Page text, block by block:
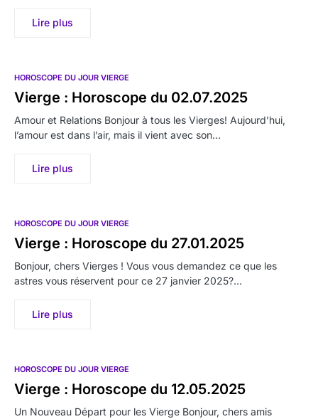
Lire plus
HOROSCOPE DU JOUR VIERGE
Vierge : Horoscope du 02.07.2025
Amour et Relations Bonjour à tous les Vierges! Aujourd’hui,
l’amour est dans l’air, mais il vient avec son…
Lire plus
HOROSCOPE DU JOUR VIERGE
Vierge : Horoscope du 27.01.2025
Bonjour, chers Vierges ! Vous vous demandez ce que les
astres vous réservent pour ce 27 janvier 2025?…
Lire plus
HOROSCOPE DU JOUR VIERGE
Vierge : Horoscope du 12.05.2025
Un Nouveau Départ pour les Vierge Bonjour, chers amis